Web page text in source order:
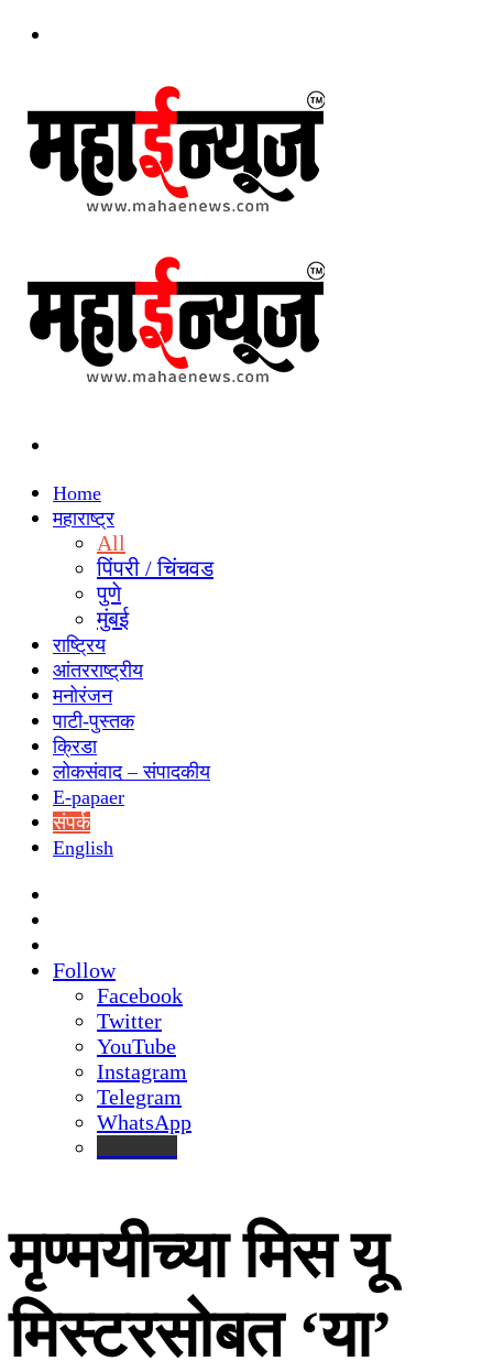
Home
महाराष्ट्र
All
पिंपरी / चिंचवड
पुणे
मुंबई
राष्ट्रिय
आंतरराष्ट्रीय
मनोरंजन
पाटी-पुस्तक
क्रिडा
लोकसंवाद – संपादकीय
E-papaer
संपर्क
English
Follow
Facebook
Twitter
YouTube
Instagram
Telegram
WhatsApp
मृण्मयीच्या मिस यू
मिस्टरसोबत ‘या’